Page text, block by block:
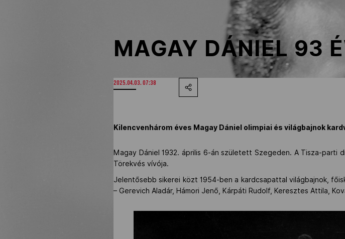
MAGAY DÁNIEL 93
2025.04.03. 07:38
Kilencvenhárom éves Magay Dániel olimpiai és világbajnok
Magay Dániel 1932. április 6-án született Szegeden. A Tisza-
Törekvés vívója.
Jelentősebb sikerei közt 1954-ben a kardcsapattal világbajnok,
– Gerevich Aladár, Hámori Jenő, Kárpáti Rudolf, Keresztes Attila,